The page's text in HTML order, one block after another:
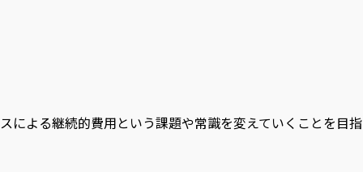
よる継続的費用という課題や常識を変えていくことを目